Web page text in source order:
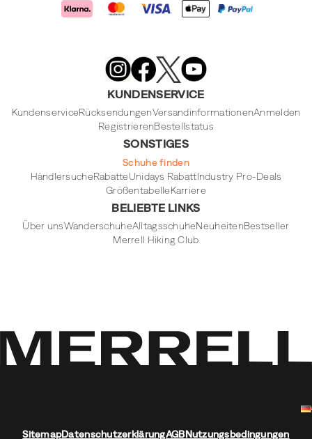
Footwear
on
Merrell
Footwear
on
Merrell
Footwear
on
X
Footwear
on
KUNDENSERVICE
KundenserviceRücksendungenVersandinformationenAnmelden
RegistrierenBestellstatus
SONSTIGES
Schuhe finden
HändlersucheRabatteUnidays RabattIndustry Pro-Deals
GrößentabelleKarriere
BELIEBTE LINKS
Über unsWanderschuheAlltagsschuheNeuheitenBestseller
Merrell Hiking Club
SitemapDatenschutzerklärungAGBNutzungsbedingungen